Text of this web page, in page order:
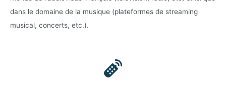
dans le domaine de la musique (plateformes de streaming
musical, concerts, etc.).